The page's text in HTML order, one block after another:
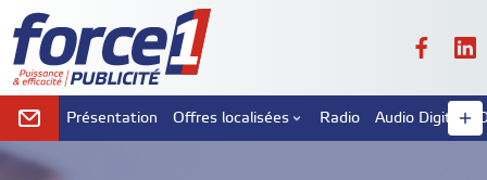
Présentation Offres localisées Radio Audio Digital